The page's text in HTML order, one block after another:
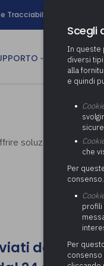
e Tracciabilità
CULTURA
soluzioni a dubbi e
dall'8 al
Scegli
In queste
diversi
alla
e quindi
che
Per
consenso.
profili
Per